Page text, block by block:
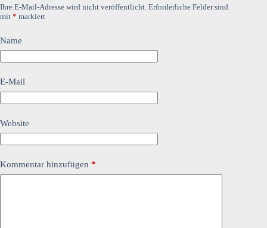
Ihre E-Mail-Adresse wird nicht veröffentlicht. Erforderliche Felder sind
mit * markiert
Name
E-Mail
Website
Kommentar hinzufügen *